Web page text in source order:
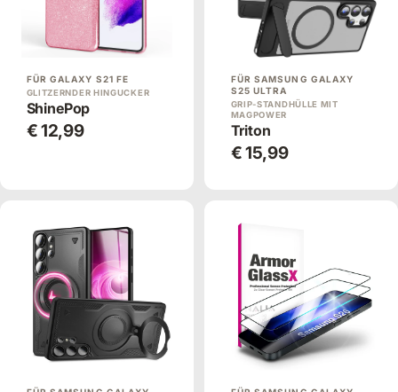
FÜR GALAXY S21 FE
GLITZERNDER HINGUCKER
ShinePop
€ 12,99
FÜR SAMSUNG GALAXY
S25 ULTRA
GRIP-STANDHÜLLE MIT
MAGPOWER
Triton
€ 15,99